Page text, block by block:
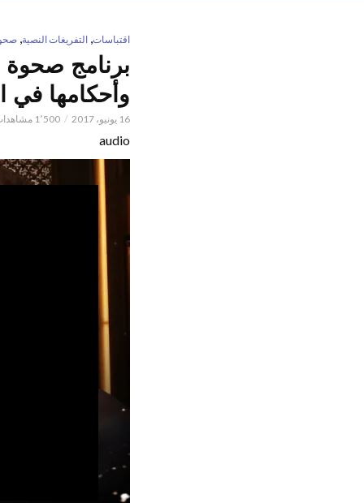
اقتباسات, التفريغات النصية,
وأحكامها في
16 يونيو، 2017 1٬500 مشاهدات
audio